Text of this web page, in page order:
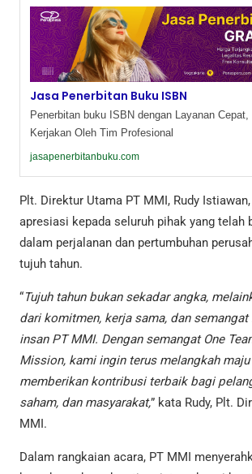
Jasa Penerbitan Buku ISBN
Penerbitan buku ISBN dengan Layanan
Kerjakan Oleh Tim Profesional
jasapenerbitanbuku.com
Plt. Direktur Utama PT MMI, Rudy
apresiasi kepada seluruh pihak yang telah
dalam perjalanan dan pertumbuhan
tujuh tahun.
“Tujuh tahun bukan sekadar angka,
dari komitmen, kerja sama, dan
insan PT MMI. Dengan semangat One
Mission, kami ingin terus melangkah maju
memberikan kontribusi terbaik bagi
saham, dan masyarakat,” kata Rudy, Plt.
MMI.
Dalam rangkaian acara, PT MMI